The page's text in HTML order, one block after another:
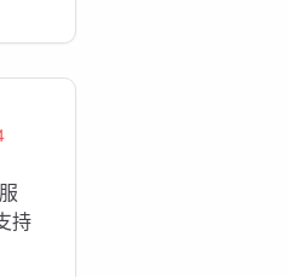
持